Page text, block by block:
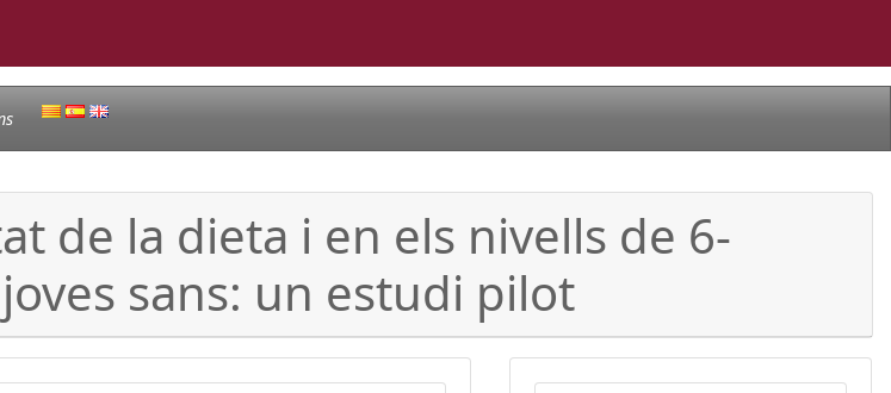
de la dieta i en els nivells de 6-
sans: un estudi pilot